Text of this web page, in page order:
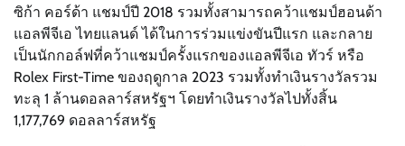
ซิก้า คอร์ด้า แชมป์ปี 2018 รวมทั้งสามารถคว้าแชมป์ฮอนด้า
แอลพีจีเอ ไทยแลนด์ ได้ในการร่วมแข่งขันปีแรก และกลาย
เป็นนักกอล์ฟที่คว้าแชมป์ครั้งแรกของแอลพีจีเอ ทัวร์ หรือ
Rolex First-Time ของฤดูกาล 2023 รวมทั้งทำเงินรางวัลรวม
ทะลุ 1 ล้านดอลลาร์สหรัฐฯ โดยทำเงินรางวัลไปทั้งสิ้น
1,177,769 ดอลลาร์สหรัฐ